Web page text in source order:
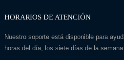
HORARIOS DE ATENCIÓN
Nuestro soporte está disponible para
horas del día, los siete días de la semana.